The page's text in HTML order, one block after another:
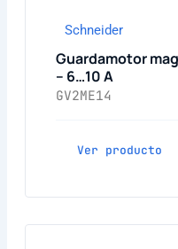
Schneider
Guardamotor
– 6…10 A
GV2ME14
Ver